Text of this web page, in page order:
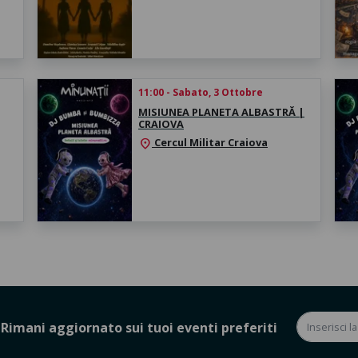
11:00 - Sabato, 3 Ottobre
MISIUNEA PLANETA ALBASTRĂ |
CRAIOVA
location_on Cercul Militar Craiova
Rimani aggiornato sui tuoi eventi preferiti